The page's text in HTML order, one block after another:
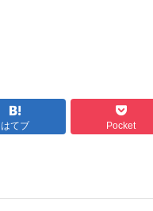
はてブ Pocket